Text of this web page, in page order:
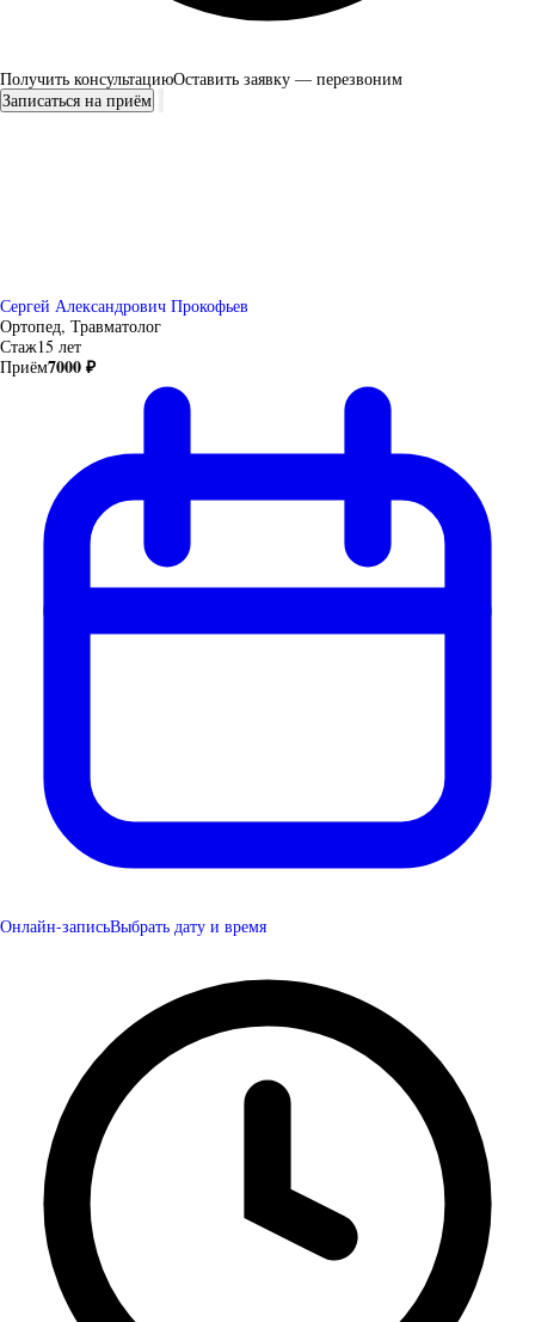
Получить консультациюОставить заявку — перезвоним
Записаться на приём
Сергей Александрович Прокофьев
Ортопед, Травматолог
Стаж15 лет
Приём7000 ₽
Онлайн-записьВыбрать дату и время